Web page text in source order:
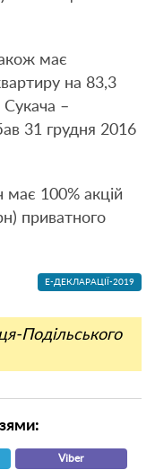
має
на 83,3
–
31 грудня 2016
має 100% акцій
приватного
Е-ДЕКЛАРАЦІЇ-2019
Подільського
Viber